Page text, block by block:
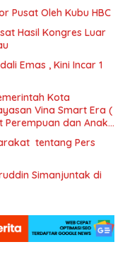
Pusat Oleh Kubu HBC
Hasil Kongres Luar
Emas , Kini Incar 1
Kota
Vina Smart Era (
Perempuan dan Anak (
tentang Pers
Simanjuntak di